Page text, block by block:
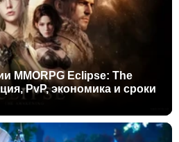
MMORPG Eclipse: The
PvP, экономика и сроки